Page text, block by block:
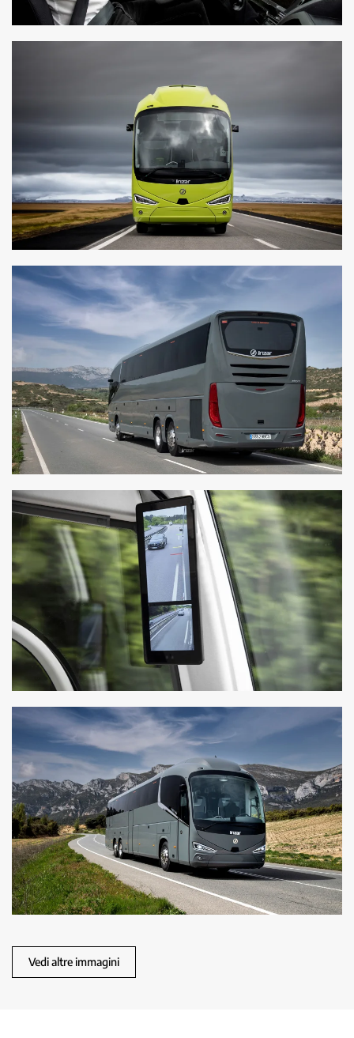
Vedi altre immagini